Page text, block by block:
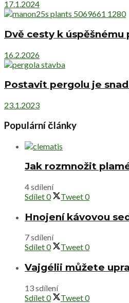
17.1.2024
Dvě cesty k
16.2.2026
Postavit pergolu je
23.1.2023
Populární články
Jak rozmnožit
4 sdílení
Sdílet0 Tweet0
Hnojení kávovou
7 sdílení
Sdílet0 Tweet0
Vajgélii můžete
13 sdílení
Sdílet0 Tweet0